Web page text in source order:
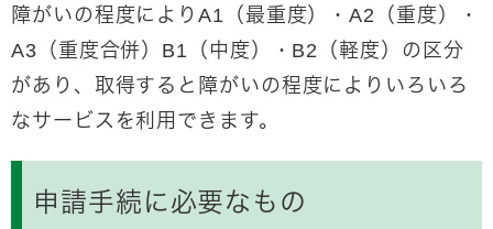
障がいの程度によりA1（最重度）・A2（重度）・
A3（重度合併）B1（中度）・B2（軽度）の区分
があり、取得すると障がいの程度によりいろいろ
なサービスを利用できます。
申請手続に必要なもの